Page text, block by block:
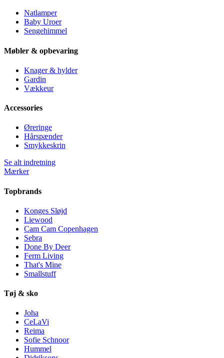
Natlamper
Baby Uroer
Sengehimmel
Møbler & opbevaring
Knager & hylder
Gardin
Vækkeur
Accessories
Øreringe
Hårspænder
Smykkeskrin
Se alt indretning
Mærker
Topbrands
Konges Sløjd
Liewood
Cam Cam Copenhagen
Sebra
Done By Deer
Ferm Living
That's Mine
Smallstuff
Tøj & sko
Joha
CeLaVi
Reima
Sofie Schnoor
Hummel